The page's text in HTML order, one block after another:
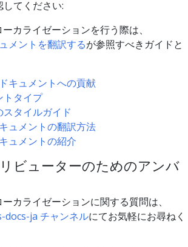
てください:
カライゼーションを行う際は、
メントを翻訳するが参照すべきガイドと
キュメントへの貢献
トタイプ
スタイルガイド
ュメントの翻訳方法
ュメントの紹介
ビューターのためのアンバ
カライゼーションに関する質問は、
ja チャンネルにてお気軽にお尋ねく